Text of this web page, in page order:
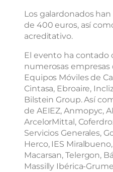
Los galardonados
de 400 euros, así
acreditativo.
El evento ha contado
numerosas empresas
Equipos Móviles de
Cintasa, Ebroaire,
Bilstein Group. Así
de AEIEZ, Anmopyc,
ArcelorMittal,
Servicios Generales,
Herco, IES
Macarsan, Telergon,
Massilly Ibérica-